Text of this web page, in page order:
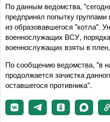
По данным ведомства,
предпринял попытку группами
из образовавшегося "котла".
военнослужащих ВСУ,
военнослужащих взяты в
По сообщению ведомства, "в
продолжается зачистка
оставшегося противника".